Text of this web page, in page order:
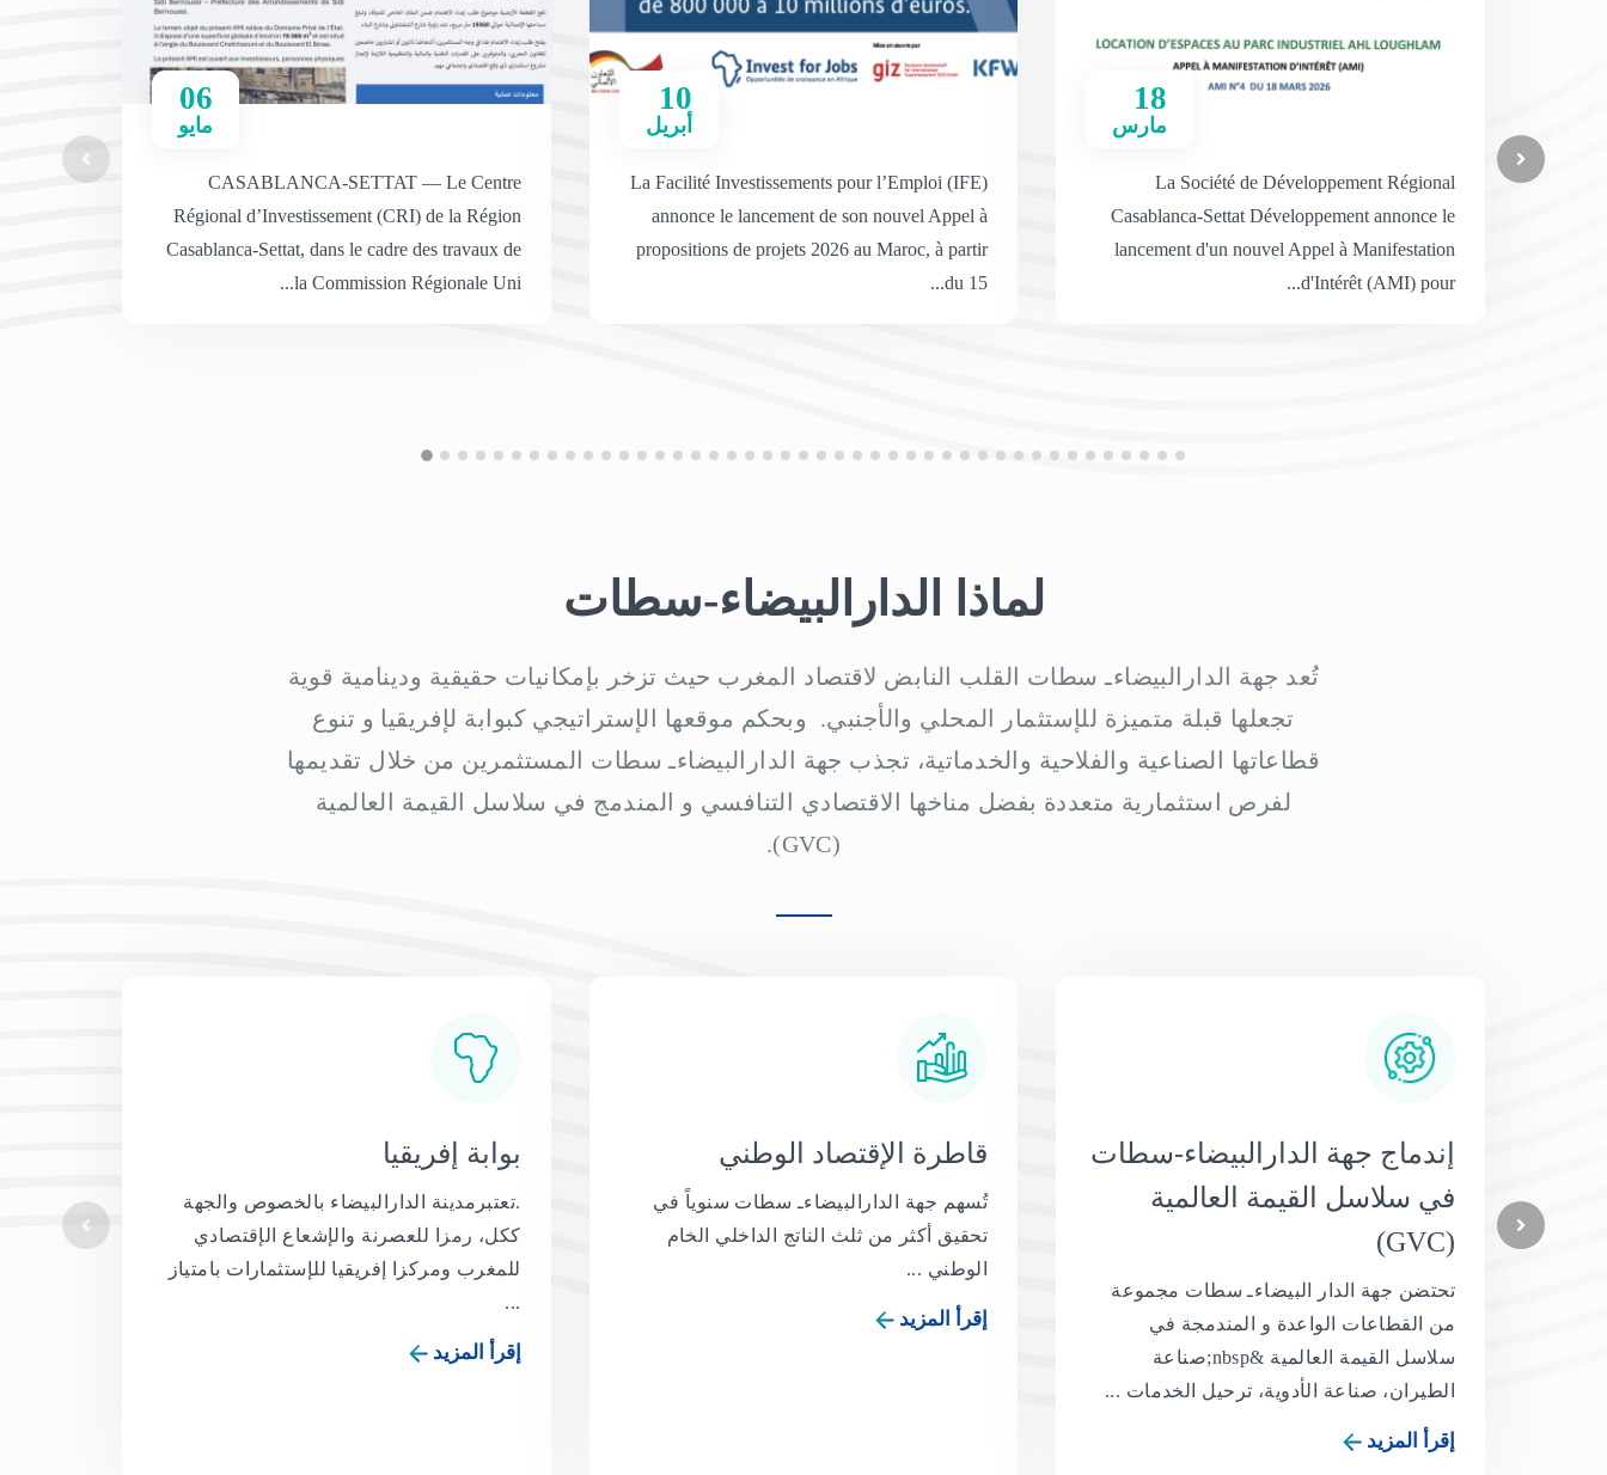
06
مايو
CASABLANCA-SETTAT — Le Centre
Régional d’Investissement (CRI) de la Région
Casablanca-Settat, dans le cadre des travaux de
la Commission Régionale Uni...
10
أبريل
La Facilité Investissements pour l’Emploi (IFE)
annonce le lancement de son nouvel Appel à
propositions de projets 2026 au Maroc, à partir
du 15...
18
مارس
La Société de Développement Régional
Casablanca-Settat Développement annonce le
lancement d'un nouvel Appel à Manifestation
d'Intérêt (AMI) pour...
لماذا الدارالبيضاء-سطات
تُعد جهة الدارالبيضاءـ سطات القلب النابض لاقتصاد المغرب حيث تزخر بإمكانيات حقيقية ودينامية قوية
تجعلها قبلة متميزة للإستثمار المحلي والأجنبي.
وبحكم موقعها الإستراتيجي كبوابة لإفريقيا و تنوع
قطاعاتها الصناعية والفلاحية والخدماتية، تجذب جهة
الدارالبيضاءـ سطات المستثمرين من خلال تقديمها
لفرص استثمارية متعددة بفضل مناخها الاقتصادي التنافسي و المندمج في سلاسل القيمة العالمية
(GVC).
بوابة إفريقيا
.تعتبرمدينة الدارالبيضاء بالخصوص والجهة
ككل، رمزا للعصرنة والإشعاع الإقتصادي
للمغرب ومركزا إفريقيا للإستثمارات بامتياز
...
إقرأ المزيد
قاطرة الإقتصاد الوطني
تُسهم جهة الدارالبيضاءـ سطات سنوياً في
تحقيق أكثر من ثلث الناتج الداخلي الخام
الوطني ...
إقرأ المزيد
إندماج جهة الدارالبيضاء-سطات
في سلاسل القيمة العالمية
(GVC)
تحتضن جهة الدار البيضاءـ سطات مجموعة
من القطاعات الواعدة و المندمجة في
سلاسل القيمة العالمية &nbsp;صناعة
الطيران، صناعة الأدوية، ترحيل الخدمات ...
إقرأ المزيد